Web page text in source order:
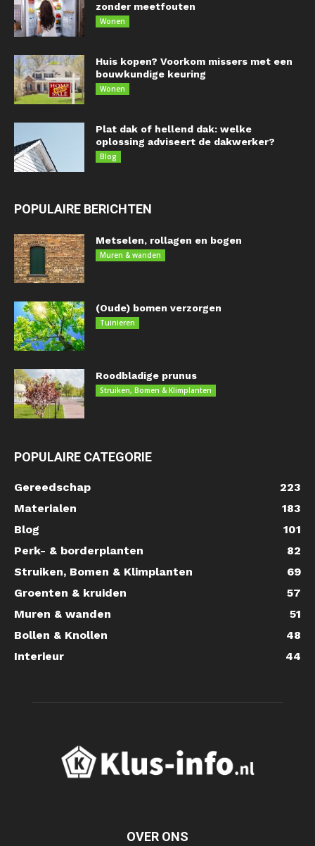
zonder meetfouten
Wonen
Huis kopen? Voorkom missers met een
bouwkundige keuring
Wonen
Plat dak of hellend dak: welke
oplossing adviseert de dakwerker?
Blog
POPULAIRE BERICHTEN
Metselen, rollagen en bogen
Muren & wanden
(Oude) bomen verzorgen
Tuinieren
Roodbladige prunus
Struiken, Bomen & Klimplanten
POPULAIRE CATEGORIE
Gereedschap
223
Materialen
183
Blog
101
Perk- & borderplanten
82
Struiken, Bomen & Klimplanten
69
Groenten & kruiden
57
Muren & wanden
51
Bollen & Knollen
48
Interieur
44
OVER ONS